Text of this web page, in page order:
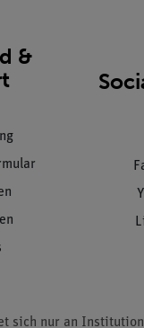
&
sich nur an